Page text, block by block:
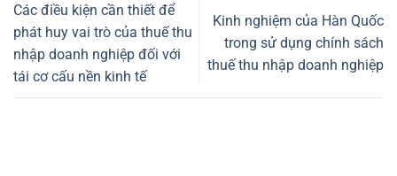
Các điều kiện cần thiết để
phát huy vai trò của thuế thu
nhập doanh nghiệp đối với
tái cơ cấu nền kinh tế
Kinh nghiệm của Hàn Quốc
trong sử dụng chính sách
thuế thu nhập doanh nghiệp